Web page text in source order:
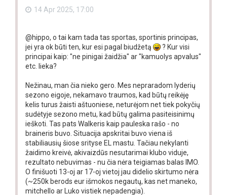
14 Apr 2025, 17:00
@hippo, o tai kam tada tas sportas, sportinis principas,
jei yra ok būti ten, kur esi pagal biudžetą
? Kur visi
principai kaip: "ne pinigai žaidžia" ar "kamuolys apvalus"
etc. lieka?
Nežinau, man čia nieko gero. Mes nepraradom lyderių
sezono eigoje, nekamavo traumos, kad būtų reikėję
kelis turus žaisti aštuoniese, neturėjom net tiek pokyčių
sudėtyje sezono metu, kad būtų galima pasiteisinimų
ieškoti. Tas pats Walkeris kaip pauleska rašo - no
braineris buvo. Situacija apskritai buvo viena iš
stabiliausių šiose srityse EL mastu. Tačiau nekylanti
žaidimo kreivė, akivaizdūs nesutarimai klubo viduje,
rezultato nebuvimas - nu čia nėra teigiamas balas IMO.
O finišuoti 13-oj ar 17-oj vietoj jau didelio skirtumo nėra
(~250k berods eur išmokos negautų, kas net maneko,
mitchello ar Luko vistiek nepadengia).